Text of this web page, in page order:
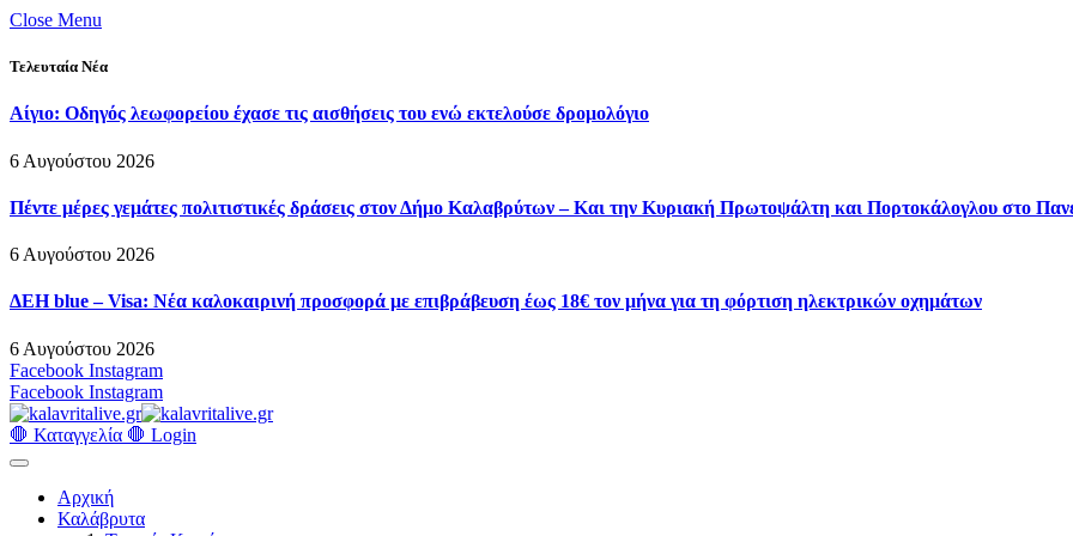
Close Menu
Τελευταία Νέα
Αίγιο: Οδηγός λεωφορείου έχασε τις αισθήσεις του ενώ εκτελούσε δρομολόγιο
6 Αυγούστου 2026
Πέντε μέρες γεμάτες πολιτιστικές δράσεις στον Δήμο Καλαβρύτων – Και την Κυριακή Πρωτοψάλτη και Πορτοκάλογλου στο
6 Αυγούστου 2026
ΔΕΗ blue – Visa: Νέα καλοκαιρινή προσφορά με επιβράβευση έως 18€ τον μήνα για τη φόρτιση ηλεκτρικών οχημάτων
6 Αυγούστου 2026
Facebook Instagram
Facebook Instagram
🛑 Καταγγελία 🛑 Login
Αρχική
Καλάβρυτα